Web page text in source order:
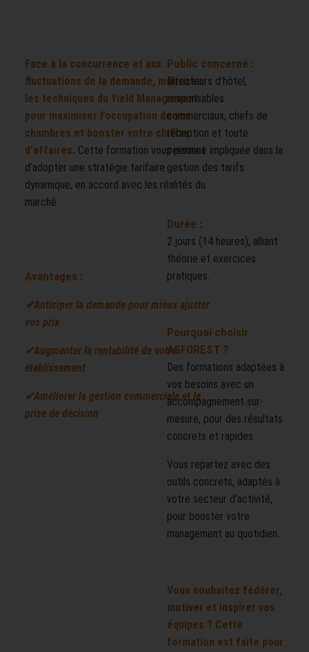
Face à la concurrence et aux
fluctuations de la demande, maîtrisez
les techniques du Yield Management
pour maximiser l’occupation de vos
chambres et booster votre chiffre
d’affaires. Cette formation vous permet
d’adopter une stratégie tarifaire
dynamique, en accord avec les réalités du
marché.
Avantages :
✔Anticiper la demande pour mieux ajuster
vos prix
✔Augmenter la rentabilité de votre
établissement
✔Améliorer la gestion commerciale et la
prise de décision
Public concerné :
Directeurs d’hôtel,
responsables
commerciaux, chefs de
réception et toute
personne impliquée dans la
gestion des tarifs.
Durée :
2 jours (14 heures), alliant
théorie et exercices
pratiques.
Pourquoi choisir
ASFOREST ?
Des formations adaptées à
vos besoins avec un
accompagnement sur-
mesure, pour des résultats
concrets et rapides.
Vous repartez avec des
outils concrets, adaptés à
votre secteur d’activité,
pour booster votre
management au quotidien.
Vous souhaitez fédérer,
motiver et inspirer vos
équipes ? Cette
formation est faite pour